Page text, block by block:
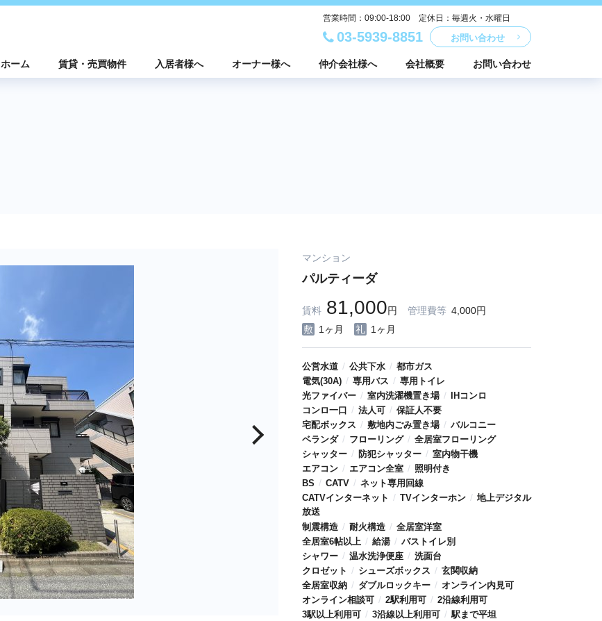
営業時間：09:00-18:00 定休日：毎週火・水曜日
03-5939-8851 お問い合わせ
ホーム 賃貸・売買物件 入居者様へ オーナー様へ 仲介会社様へ 会社概要 お問い合わせ
マンション
パルティーダ
賃料 81,000円 管理費等 4,000円
1ヶ月
1ヶ月
公営水道 / 公共下水 / 都市ガス
電気(30A) / 専用バス / 専用トイレ
光ファイバー / 室内洗濯機置き場 /
IHコンロ
コンロ一口 / 法人可 / 保証人不要
宅配ボックス / 敷地内ごみ置き場 / バルコニー
ベランダ / フローリング / 全居室フローリング
シャッター / 防犯シャッター / 室内物干機
エアコン / エアコン全室 / 照明付き
BS / CATV / ネット専用回線
CATVインターネット / TVインターホン / 地上デジタル
放送
制震構造 / 耐火構造 / 全居室洋室
全居室6帖以上 / 給湯 / バストイレ別
シャワー / 温水洗浄便座 / 洗面台
クロゼット / シューズボックス / 玄関収納
全居室収納 / ダブルロックキー / オンライン内見可
オンライン相談可 / 2駅利用可 / 2沿線利用可
3駅以上利用可 / 3沿線以上利用可 / 駅まで平坦